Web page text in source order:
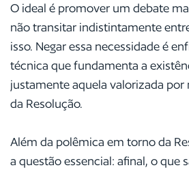
O ideal é promover um debate
não transitar indistintamente
isso. Negar essa necessidade é
técnica que fundamenta a
justamente aquela valorizada
da Resolução.
Além da polêmica em torno da
a questão essencial: afinal, o que